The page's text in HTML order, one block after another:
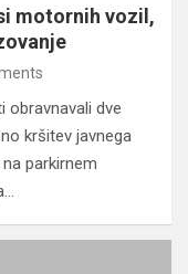
motornih vozil,
obravnavali dve
kršitev javnega
parkirnem